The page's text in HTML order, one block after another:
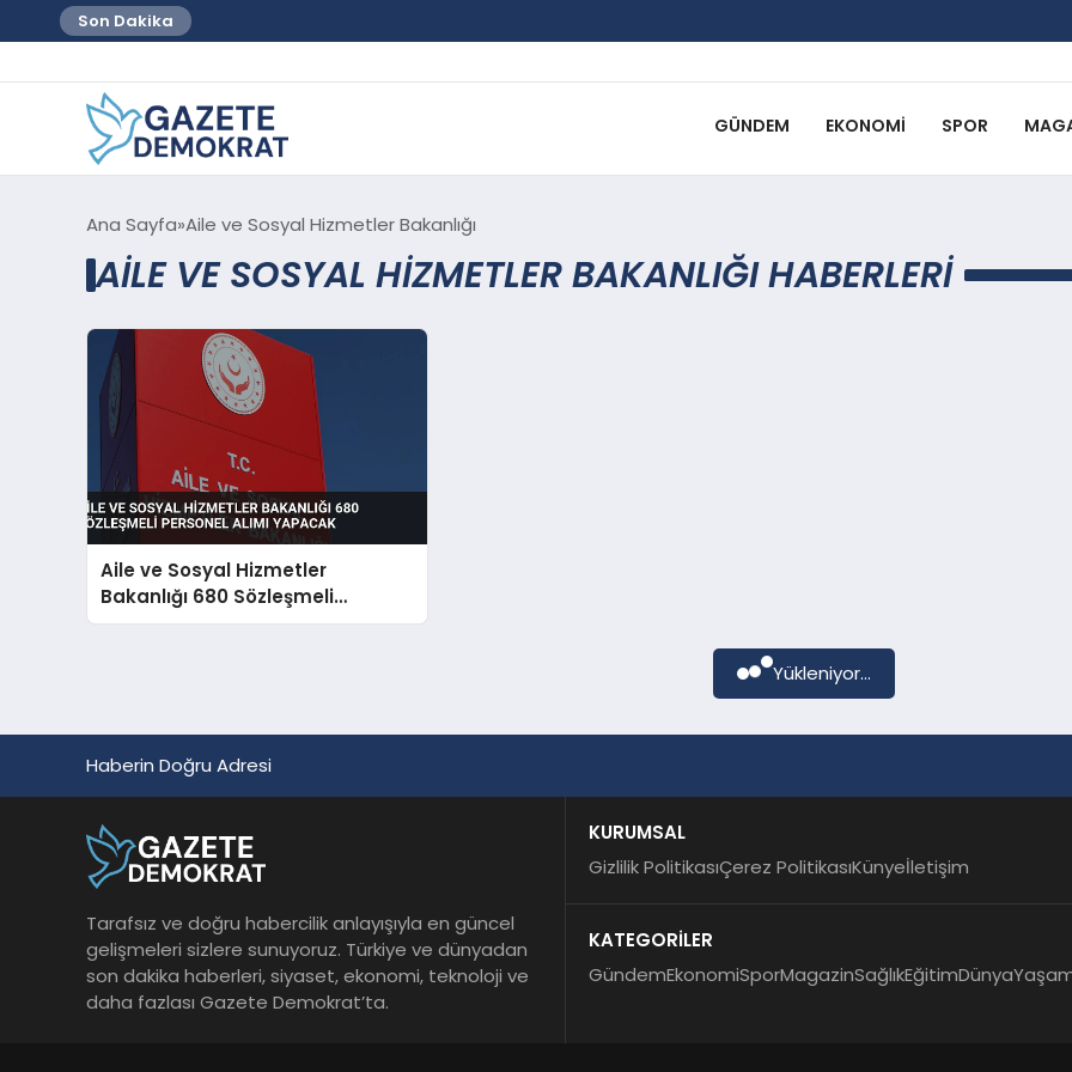
Son Dakika
GÜNDEM EKONOMI SPOR
Ana Sayfa Aile ve Sosyal Hizmetler Bakanlığı
AILE VE SOSYAL HIZMETLER BAKANLIĞI HABERLERI
Aile ve Sosyal Hizmetler
Bakanlığı 680 Sözleşmeli
Personel Alımı Yapacak
Yükleniyor...
Haberin Doğru Adresi
Tarafsız ve doğru habercilik anlayışıyla en güncel
gelişmeleri sizlere sunuyoruz. Türkiye ve dünyadan
son dakika haberleri, siyaset, ekonomi, teknoloji ve
daha fazlası Gazete Demokrat’ta.
KURUMSAL
Gizlilik PolitikasıÇerez PolitikasıKünyeİletişim
KATEGORİLER
GündemEkonomiSporMagazinSağlıkEğitimDünya